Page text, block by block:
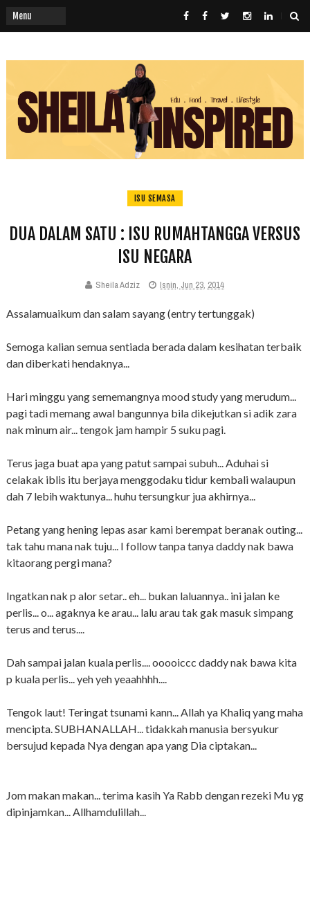
ISU SEMASA
DUA DALAM SATU : ISU RUMAHTANGGA VERSUS
ISU NEGARA
Sheila Adziz Isnin, Jun 23, 2014
Assalamuaikum dan salam sayang (entry tertunggak)
Semoga kalian semua sentiada berada dalam kesihatan terbaik
dan diberkati hendaknya...
Hari minggu yang sememangnya mood study yang merudum...
pagi tadi memang awal bangunnya bila dikejutkan si adik zara
nak minum air... tengok jam hampir 5 suku pagi.
Terus jaga buat apa yang patut sampai subuh... Aduhai si
celakak iblis itu berjaya menggodaku tidur kembali walaupun
dah 7 lebih waktunya... huhu tersungkur jua akhirnya...
Petang yang hening lepas asar kami berempat beranak outing...
tak tahu mana nak tuju... I follow tanpa tanya daddy nak bawa
kitaorang pergi mana?
Ingatkan nak p alor setar.. eh... bukan laluannya.. ini jalan ke
perlis... o... agaknya ke arau... lalu arau tak gak masuk simpang
terus and terus....
Dah sampai jalan kuala perlis.... ooooiccc daddy nak bawa kita
p kuala perlis... yeh yeh yeaahhhh....
Tengok laut! Teringat tsunami kann... Allah ya Khaliq yang maha
mencipta. SUBHANALLAH... tidakkah manusia bersyukur
bersujud kepada Nya dengan apa yang Dia ciptakan...
Jom makan makan... terima kasih Ya Rabb dengan rezeki Mu yg
dipinjamkan... Allhamdulillah...